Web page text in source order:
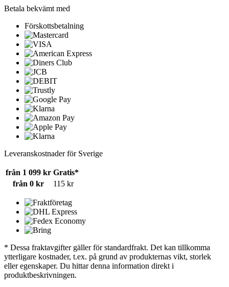
Betala bekvämt med
Förskottsbetalning
Leveranskostnader för Sverige
från 1 099 kr Gratis*
från 0 kr
115 kr
* Dessa fraktavgifter gäller för standardfrakt. Det kan tillkomma
ytterligare kostnader, t.ex. på grund av produkternas vikt, storlek
eller egenskaper. Du hittar denna information direkt i
produktbeskrivningen.